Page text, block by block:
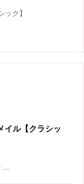
ク】
イル【クラシッ
...